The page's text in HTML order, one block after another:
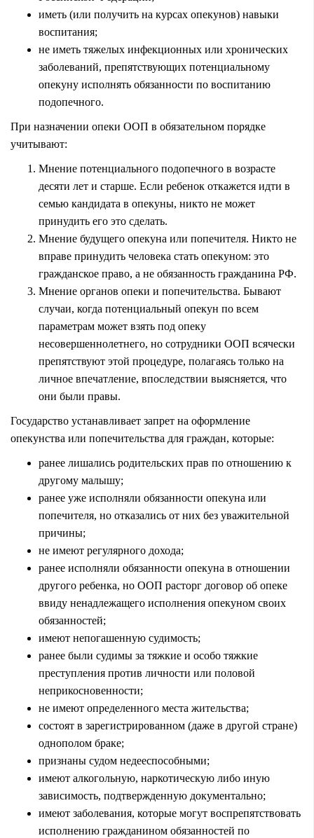
иметь (или получить на курсах опекунов) навыки
воспитания;
не иметь тяжелых инфекционных или хронических
заболеваний, препятствующих потенциальному
опекуну исполнять обязанности по воспитанию
подопечного.
При назначении опеки ООП в обязательном порядке
учитывают:
Мнение потенциального подопечного в возрасте
десяти лет и старше. Если ребенок откажется идти в
семью кандидата в опекуны, никто не может
принудить его это сделать.
Мнение будущего опекуна или попечителя. Никто не
вправе принудить человека стать опекуном: это
гражданское право, а не обязанность гражданина РФ.
Мнение органов опеки и попечительства. Бывают
случаи, когда потенциальный опекун по всем
параметрам может взять под опеку
несовершеннолетнего, но сотрудники ООП всячески
препятствуют этой процедуре, полагаясь только на
личное впечатление, впоследствии выясняется, что
они были правы.
Государство устанавливает запрет на оформление
опекунства или попечительства для граждан, которые:
ранее лишались родительских прав по отношению к
другому малышу;
ранее уже исполняли обязанности опекуна или
попечителя, но отказались от них без уважительной
причины;
не имеют регулярного дохода;
ранее исполняли обязанности опекуна в отношении
другого ребенка, но ООП расторг договор об опеке
ввиду ненадлежащего исполнения опекуном своих
обязанностей;
имеют непогашенную судимость;
ранее были судимы за тяжкие и особо тяжкие
преступления против личности или половой
неприкосновенности;
не имеют определенного места жительства;
состоят в зарегистрированном (даже в другой стране)
однополом браке;
признаны судом недееспособными;
имеют алкогольную, наркотическую либо иную
зависимость, подтвержденную документально;
имеют заболевания, которые могут воспрепятствовать
исполнению гражданином обязанностей по